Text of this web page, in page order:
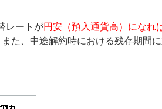
レートが円安（預入通貨高）になれ
た、中途解約時における残存期間